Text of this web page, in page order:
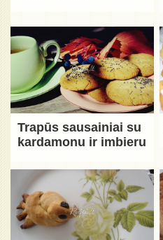
Trapūs sausainiai su
kardamonu ir imbieru